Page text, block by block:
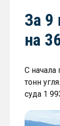
За 9
на
С начала
тонн
суда 1